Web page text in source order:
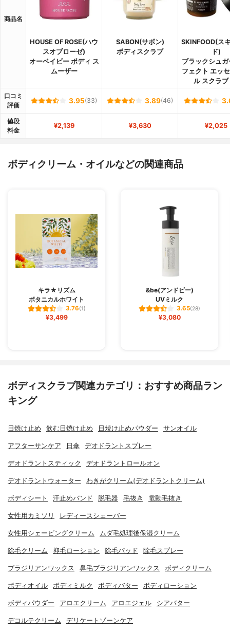
商品名
HOUSE OF ROSE(ハウ
スオブローゼ)
オーベイビー ボディ ス
ムーザー
SABON(サボン)
ボディスクラブ
SKINFOOD(ス
ド)
ブラックシュガ
フェクト エッ
ル スクラブ
口コミ
評価
3.95(33) 3.89(46)
値段
料金
¥2,139 ¥3,630 ¥2,025
ボディクリーム・オイルなどの関連商品
キラ★リズム
ボタニカルホワイト
3.76(1)
¥3,499
&be(アンドビー)
UVミルク
3.65(28)
¥3,080
ボディスクラブ関連カテゴリ：おすすめ商品ラン
キング
日焼け止め 飲む日焼け止め 日焼け止めパウダー サンオイル
アフターサンケア 日傘 デオドラントスプレー
デオドラントスティック デオドラントロールオン
デオドラントウォーター わきがクリーム(デオドラントクリーム)
ボディシート 汗止めバンド 脱毛器 毛抜き 電動毛抜き
女性用カミソリ レディースシェーバー
女性用シェービングクリーム ムダ毛処理後保湿クリーム
除毛クリーム 抑毛ローション 除毛パッド 除毛スプレー
ブラジリアンワックス 鼻毛ブラジリアンワックス ボディクリーム
ボディオイル ボディミルク ボディバター ボディローション
ボディパウダー アロエクリーム アロエジェル シアバター
デコルテクリーム デリケートゾーンケア